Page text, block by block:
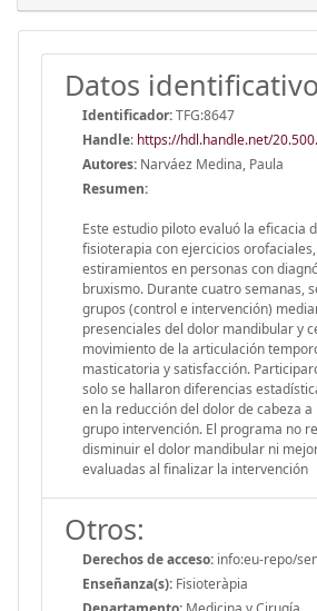
Datos
Identificador:TFG:8647
Handle: https://hdl.handle.net/
Autores: Narváez Medina, Paula
Resumen:
Este estudio piloto evaluó la eficacia
fisioterapia con ejercicios
estiramientos en personas con
bruxismo. Durante cuatro semanas,
grupos (control e intervención)
presenciales del dolor mandibular y
movimiento de la articulación
masticatoria y satisfacción.
solo se hallaron diferencias
en la reducción del dolor de cabeza a
grupo intervención. El programa no
disminuir el dolor mandibular ni
evaluadas al finalizar la intervención
Otros:
Derechos de acceso: info:eu-repo/
Enseñanza(s): Fisioteràpia